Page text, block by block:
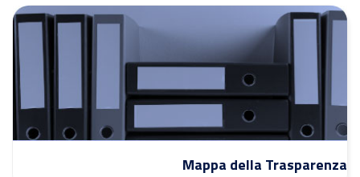
Mappa della Trasparenza